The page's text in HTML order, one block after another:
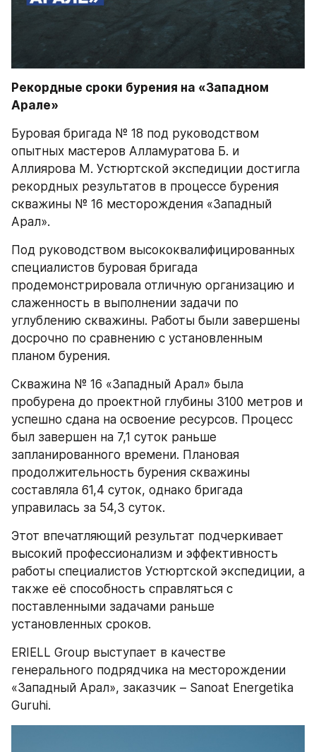
Рекордные сроки бурения на «Западном
Арале»
Буровая бригада № 18 под руководством
опытных мастеров Алламуратова Б. и
Аллиярова М. Устюртской экспедиции достигла
рекордных результатов в процессе бурения
скважины № 16 месторождения «Западный
Арал».
Под руководством высококвалифицированных
специалистов буровая бригада
продемонстрировала отличную организацию и
слаженность в выполнении задачи по
углублению скважины. Работы были завершены
досрочно по сравнению с установленным
планом бурения.
Скважина № 16 «Западный Арал» была
пробурена до проектной глубины 3100 метров и
успешно сдана на освоение ресурсов. Процесс
был завершен на 7,1 суток раньше
запланированного времени. Плановая
продолжительность бурения скважины
составляла 61,4 суток, однако бригада
управилась за 54,3 суток.
Этот впечатляющий результат подчеркивает
высокий профессионализм и эффективность
работы специалистов Устюртской экспедиции, а
также её способность справляться с
поставленными задачами раньше
установленных сроков.
ERIELL Group выступает в качестве
генерального подрядчика на месторождении
«Западный Арал», заказчик – Sanoat Energetika
Guruhi.